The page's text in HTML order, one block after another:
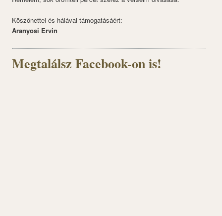
Köszönettel és hálával támogatásáért:
Aranyosi Ervin
Megtalálsz Facebook-on is!